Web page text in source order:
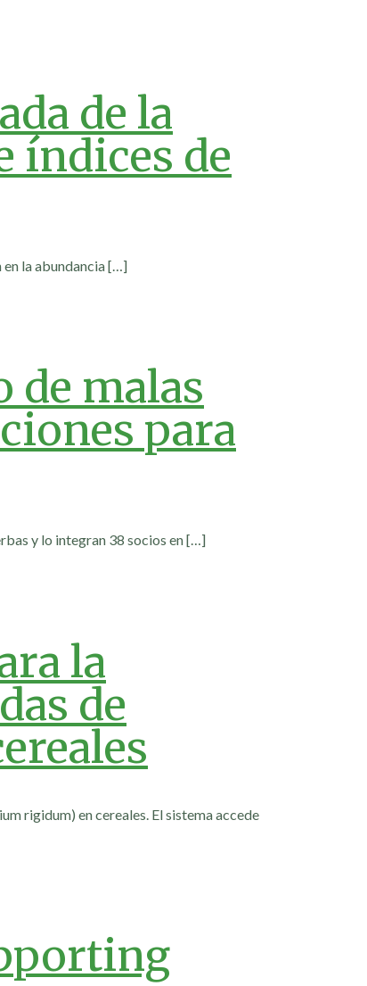
de la
índices de
la abundancia[…]
de malas
para
y lo integran 38 socios en[…]
la
de
rigidum) en cereales. El sistema accede